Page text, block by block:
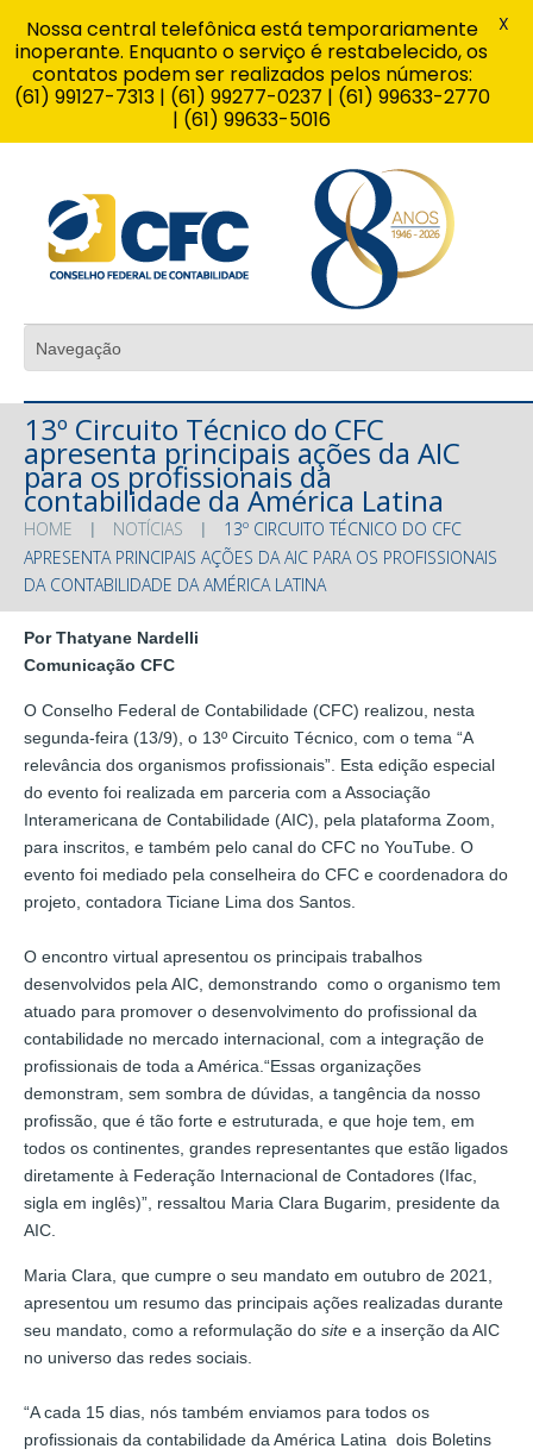
13º Circuito Técnico do CFC
apresenta principais ações da AIC
para os profissionais da
contabilidade da América Latina
HOME NOTÍCIAS
13º CIRCUITO TÉCNICO DO CFC
APRESENTA PRINCIPAIS AÇÕES DA AIC PARA OS PROFISSIONAIS
DA CONTABILIDADE DA AMÉRICA LATINA
Por Thatyane Nardelli
Comunicação CFC
O Conselho Federal de Contabilidade (CFC) realizou, nesta
segunda-feira (13/9), o 13º Circuito Técnico, com o tema “A
relevância dos organismos profissionais”. Esta edição especial
do evento foi realizada em parceria com a Associação
Interamericana de Contabilidade (AIC), pela plataforma Zoom,
para inscritos, e também pelo canal do CFC no YouTube. O
evento foi mediado pela conselheira do CFC e coordenadora do
projeto, contadora Ticiane Lima dos Santos.
O encontro virtual apresentou os principais trabalhos
desenvolvidos pela AIC, demonstrando como o organismo tem
atuado para promover o desenvolvimento do profissional da
contabilidade no mercado internacional, com a integração de
profissionais de toda a América.“Essas organizações
demonstram, sem sombra de dúvidas, a tangência da nosso
profissão, que é tão forte e estruturada, e que hoje tem, em
todos os continentes, grandes representantes que estão ligados
diretamente à Federação Internacional de Contadores (Ifac,
sigla em inglês)”, ressaltou Maria Clara Bugarim, presidente da
AIC.
Maria Clara, que cumpre o seu mandato em outubro de 2021,
apresentou um resumo das principais ações realizadas durante
seu mandato, como a reformulação do site e a inserção da AIC
no universo das redes sociais.
“A cada 15 dias, nós também enviamos para todos os
profissionais da contabilidade da América Latina dois Boletins
Nossa central telefônica está temporariamente
inoperante. Enquanto o serviço é restabelecido, os
contatos podem ser realizados pelos números:
(61) 99127-7313 | (61) 99277-0237 | (61) 99633-2770
| (61) 99633-5016
X